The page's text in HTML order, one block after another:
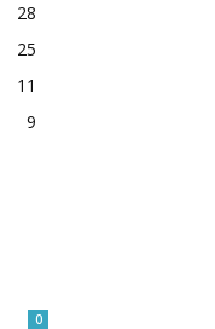
28
25
11
9
0